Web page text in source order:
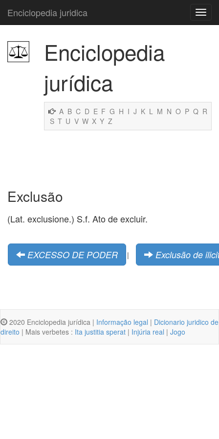
Enciclopedia juridica
Enciclopedia
jurídica
A B C D E F G H I J K L M N O P Q R
S T U V W X Y Z
Exclusão
(Lat. exclusione.) S.f. Ato de excluir.
EXCESSO DE PODER | Exclusão de
2020 Enciclopedia jurídica | Informação legal | Dicionario juridico de
direito | Mais verbetes : Ita justitia sperat | Injúria real | Jogo